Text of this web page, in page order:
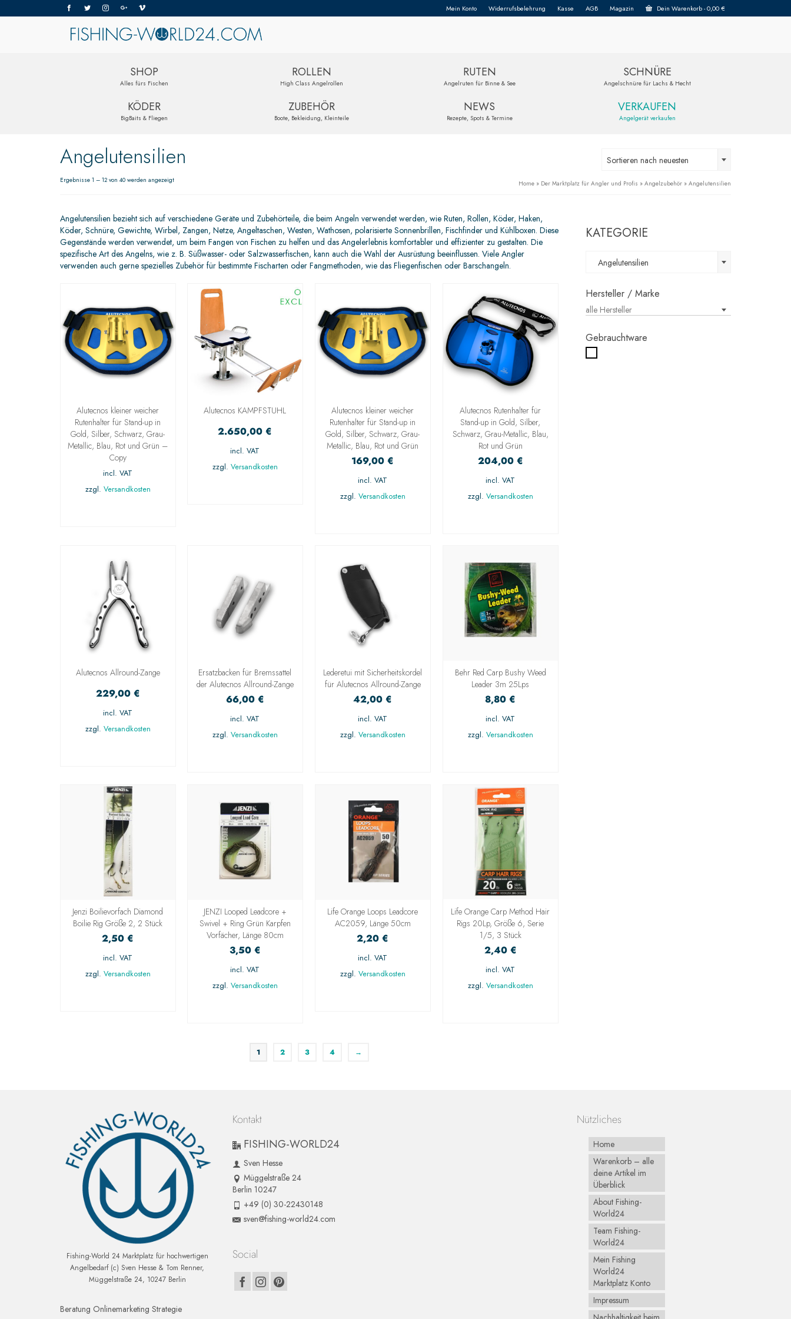
Mein Konto Widerrufsbelehrung Kasse AGB Magazin Dein Warenkorb-0,00€
SHOP
Alles fürs Fischen
ROLLEN
High Class Angelrollen
RUTEN
Angelruten für Binne & See
SCHNÜRE
Angelschnüre für Lachs & Hecht
KÖDER
BigBaits & Fliegen
ZUBEHÖR
Boote, Bekleidung, Kleinteile
NEWS
Rezepte, Spots & Termine
VERKAUFEN
Angelgerät verkaufen
Angelutensilien
Ergebnisse 1 – 12 von 40 werden angezeigt
Sortieren nach neuesten
Home » Der Marktplatz für Angler und Profis » Angelzubehör » Angelutensilien
Angelutensilien bezieht sich auf verschiedene Geräte und Zubehörteile, die beim Angeln verwendet werden, wie Ruten, Rollen, Köder, Haken,
Köder, Schnüre, Gewichte, Wirbel, Zangen, Netze, Angeltaschen, Westen, Wathosen, polarisierte Sonnenbrillen, Fischfinder und Kühlboxen. Diese
Gegenstände werden verwendet, um beim Fangen von Fischen zu helfen und das Angelerlebnis komfortabler und effizienter zu gestalten. Die
spezifische Art des Angelns, wie z. B. Süßwasser- oder Salzwasserfischen, kann auch die Wahl der Ausrüstung beeinflussen. Viele Angler
verwenden auch gerne spezielles Zubehör für bestimmte Fischarten oder Fangmethoden, wie das Fliegenfischen oder Barschangeln.
Alutecnos kleiner weicher
Rutenhalter für Stand-up in
Gold, Silber, Schwarz, Grau-
Metallic, Blau, Rot und Grün –
Copy
incl. VAT
zzgl. Versandkosten
Alutecnos KAMPFSTUHL
2.650,00€
incl. VAT
zzgl. Versandkosten
Alutecnos kleiner weicher
Rutenhalter für Stand-up in
Gold, Silber, Schwarz, Grau-
Metallic, Blau, Rot und Grün
169,00€
incl. VAT
zzgl. Versandkosten
Alutecnos Rutenhalter für
Stand-up in Gold, Silber,
Schwarz, Grau-Metallic, Blau,
Rot und Grün
204,00 €
incl. VAT
zzgl. Versandkosten
Alutecnos Allround-Zange
229,00 €
incl. VAT
zzgl. Versandkosten
Ersatzbacken für Bremssattel
der Alutecnos Allround-Zange
66,00 €
incl. VAT
zzgl. Versandkosten
Lederetui mit Sicherheitskordel
für Alutecnos Allround-Zange
42,00€
incl. VAT
zzgl. Versandkosten
Behr Red Carp Bushy Weed
Leader 3m 25Lps
8,80€
incl. VAT
zzgl. Versandkosten
Jenzi Boilievorfach Diamond
Boilie Rig Größe 2, 2 Stück
2,50€
incl. VAT
zzgl. Versandkosten
JENZI Looped Leadcore +
Swivel + Ring Grün Karpfen
Vorfächer, Länge 80cm
3,50 €
incl. VAT
zzgl. Versandkosten
Life Orange Loops Leadcore
AC2059, Länge 50cm
2,20€
incl. VAT
zzgl. Versandkosten
Life Orange Carp Method Hair
Rigs 20Lp, Größe 6, Serie
1/5, 3 Stück
2,40 €
incl. VAT
zzgl. Versandkosten
1 2 3 4 →
KATEGORIE
Angelutensilien
Hersteller / Marke
alle Hersteller
Gebrauchtware
Fishing-World 24 Marktplatz für hochwertigen
Angelbedarf (c) Sven Hesse & Tom Renner,
Müggelstraße 24, 10247 Berlin
Beratung Onlinemarketing Strategie
Kontakt
FISHING-WORLD24
Sven Hesse
Müggelstraße 24
Berlin 10247
+49 (0) 30-22430148
sven@fishing-world24.com
Social
Nützliches
Home
Warenkorb – alle
deine Artikel im
Überblick
About Fishing-
World24
Team Fishing-
World24
Mein Fishing
World24
Marktplatz Konto
Impressum